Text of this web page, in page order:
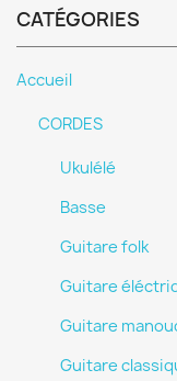
CATÉGORIES
Accueil
CORDES
Ukulélé
Basse
Guitare folk
Guitare
Guitare
Guitare